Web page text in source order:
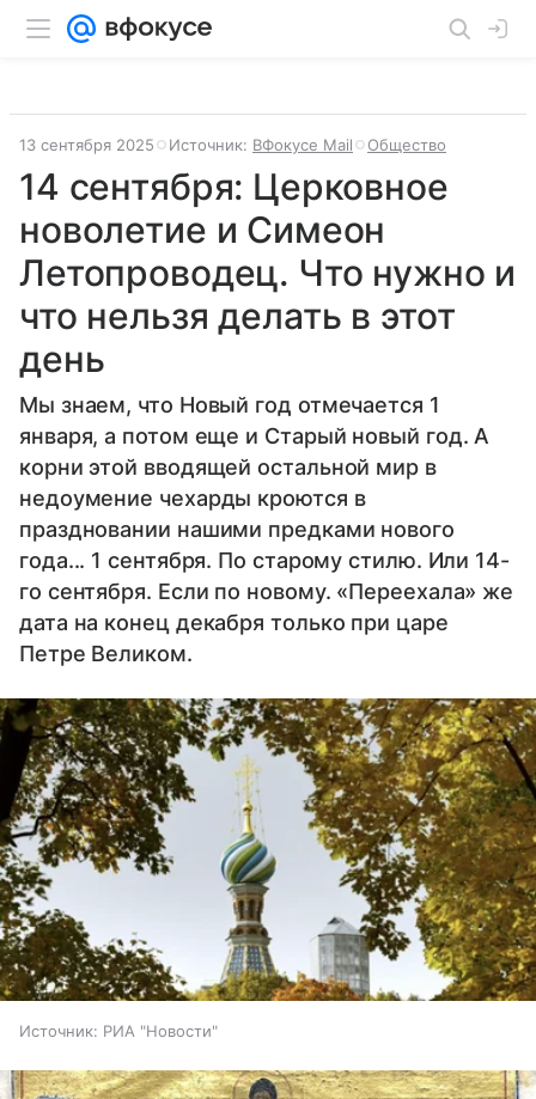
13 сентября 2025 Источник: ВФокусе Mail Общество
14 сентября: Церковное
новолетие и Симеон
Летопроводец. Что нужно и
что нельзя делать в этот
день
Мы знаем, что Новый год отмечается 1
января, а потом еще и Старый новый год. А
корни этой вводящей остальной мир в
недоумение чехарды кроются в
праздновании нашими предками нового
года... 1 сентября. По старому стилю. Или 14-
го сентября. Если по новому. «Переехала» же
дата на конец декабря только при царе
Петре Великом.
Источник: РИА "Новости"